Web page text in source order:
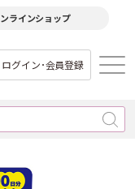
ラインショップ
ログイン･会員登録